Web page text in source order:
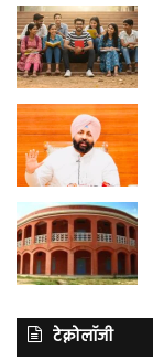
टेक्नोलॉजी